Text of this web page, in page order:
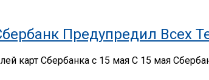
Предупредил Всех
карт Сбербанка с 15 мая С 15 мая